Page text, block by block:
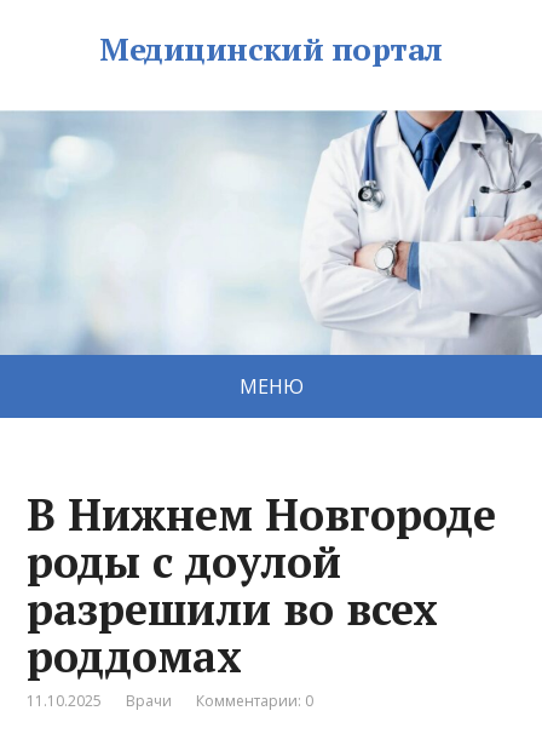
Медицинский портал
МЕНЮ
В Нижнем Новгороде
роды с доулой
разрешили во всех
роддомах
11.10.2025 Врачи Комментарии: 0